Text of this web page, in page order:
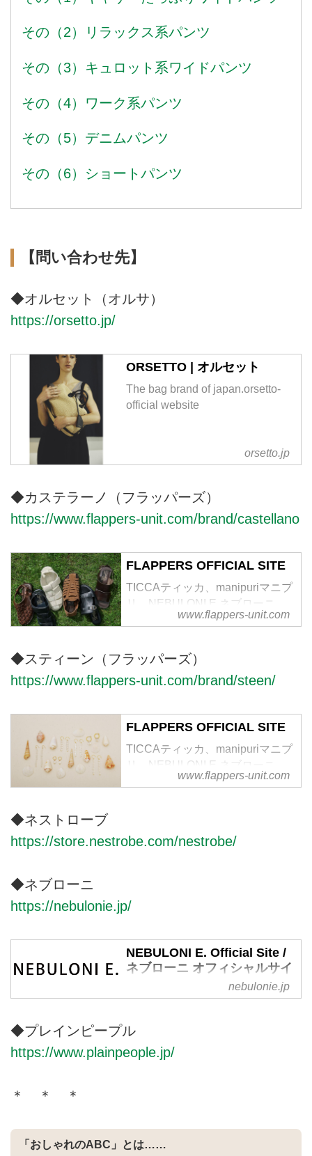
その（2）リラックス系パンツ
その（3）キュロット系ワイドパンツ
その（4）ワーク系パンツ
その（5）デニムパンツ
その（6）ショートパンツ
【問い合わせ先】
◆オルセット（オルサ）
https://orsetto.jp/
ORSETTO | オルセット
The bag brand of japan.orsetto-
official website
orsetto.jp
◆カステラーノ（フラッパーズ）
https://www.flappers-unit.com/brand/castellano
FLAPPERS OFFICIAL SITE
TICCAティッカ、manipuriマニプ
リ、NEBULONI E.ネブローニ、
SPELTAスペルタ、PLOWプラウ
TROPE、TICCA、manipuriの直
営店、webマガジン「AT THE
VOICE」を運営するフラッパーズ
www.flappers-unit.com
◆スティーン（フラッパーズ）
https://www.flappers-unit.com/brand/steen/
FLAPPERS OFFICIAL SITE
TICCAティッカ、manipuriマニプ
リ、NEBULONI E.ネブローニ、
SPELTAスペルタ、PLOWプラウ
VOICE」を運営するフラッパーズ
www.flappers-unit.com
◆ネストローブ
https://store.nestrobe.com/nestrobe/
◆ネブローニ
https://nebulonie.jp/
NEBULONI E. Official Site /
ネブローニ オフィシャルサイ
NEBULONI Eネブローニは1950
年前半にEugenio Nebulonieによ
お熟練された職人がハンドメイド
nebulonie.jp
◆プレインピープル
https://www.plainpeople.jp/
＊ ＊ ＊
「おしゃれのABC」とは……